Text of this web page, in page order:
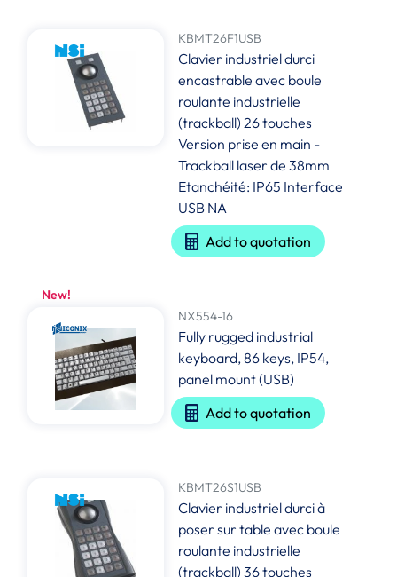
KBMT26F1USB
Clavier industriel durci
encastrable avec boule
roulante industrielle
(trackball) 26 touches
Version prise en main -
Trackball laser de 38mm
Etanchéité: IP65 Interface
USB NA
Add to quotation
New!
NX554-16
Fully rugged industrial
keyboard, 86 keys, IP54,
panel mount (USB)
Add to quotation
KBMT26S1USB
Clavier industriel durci à
poser sur table avec boule
roulante industrielle
(trackball) 36 touches